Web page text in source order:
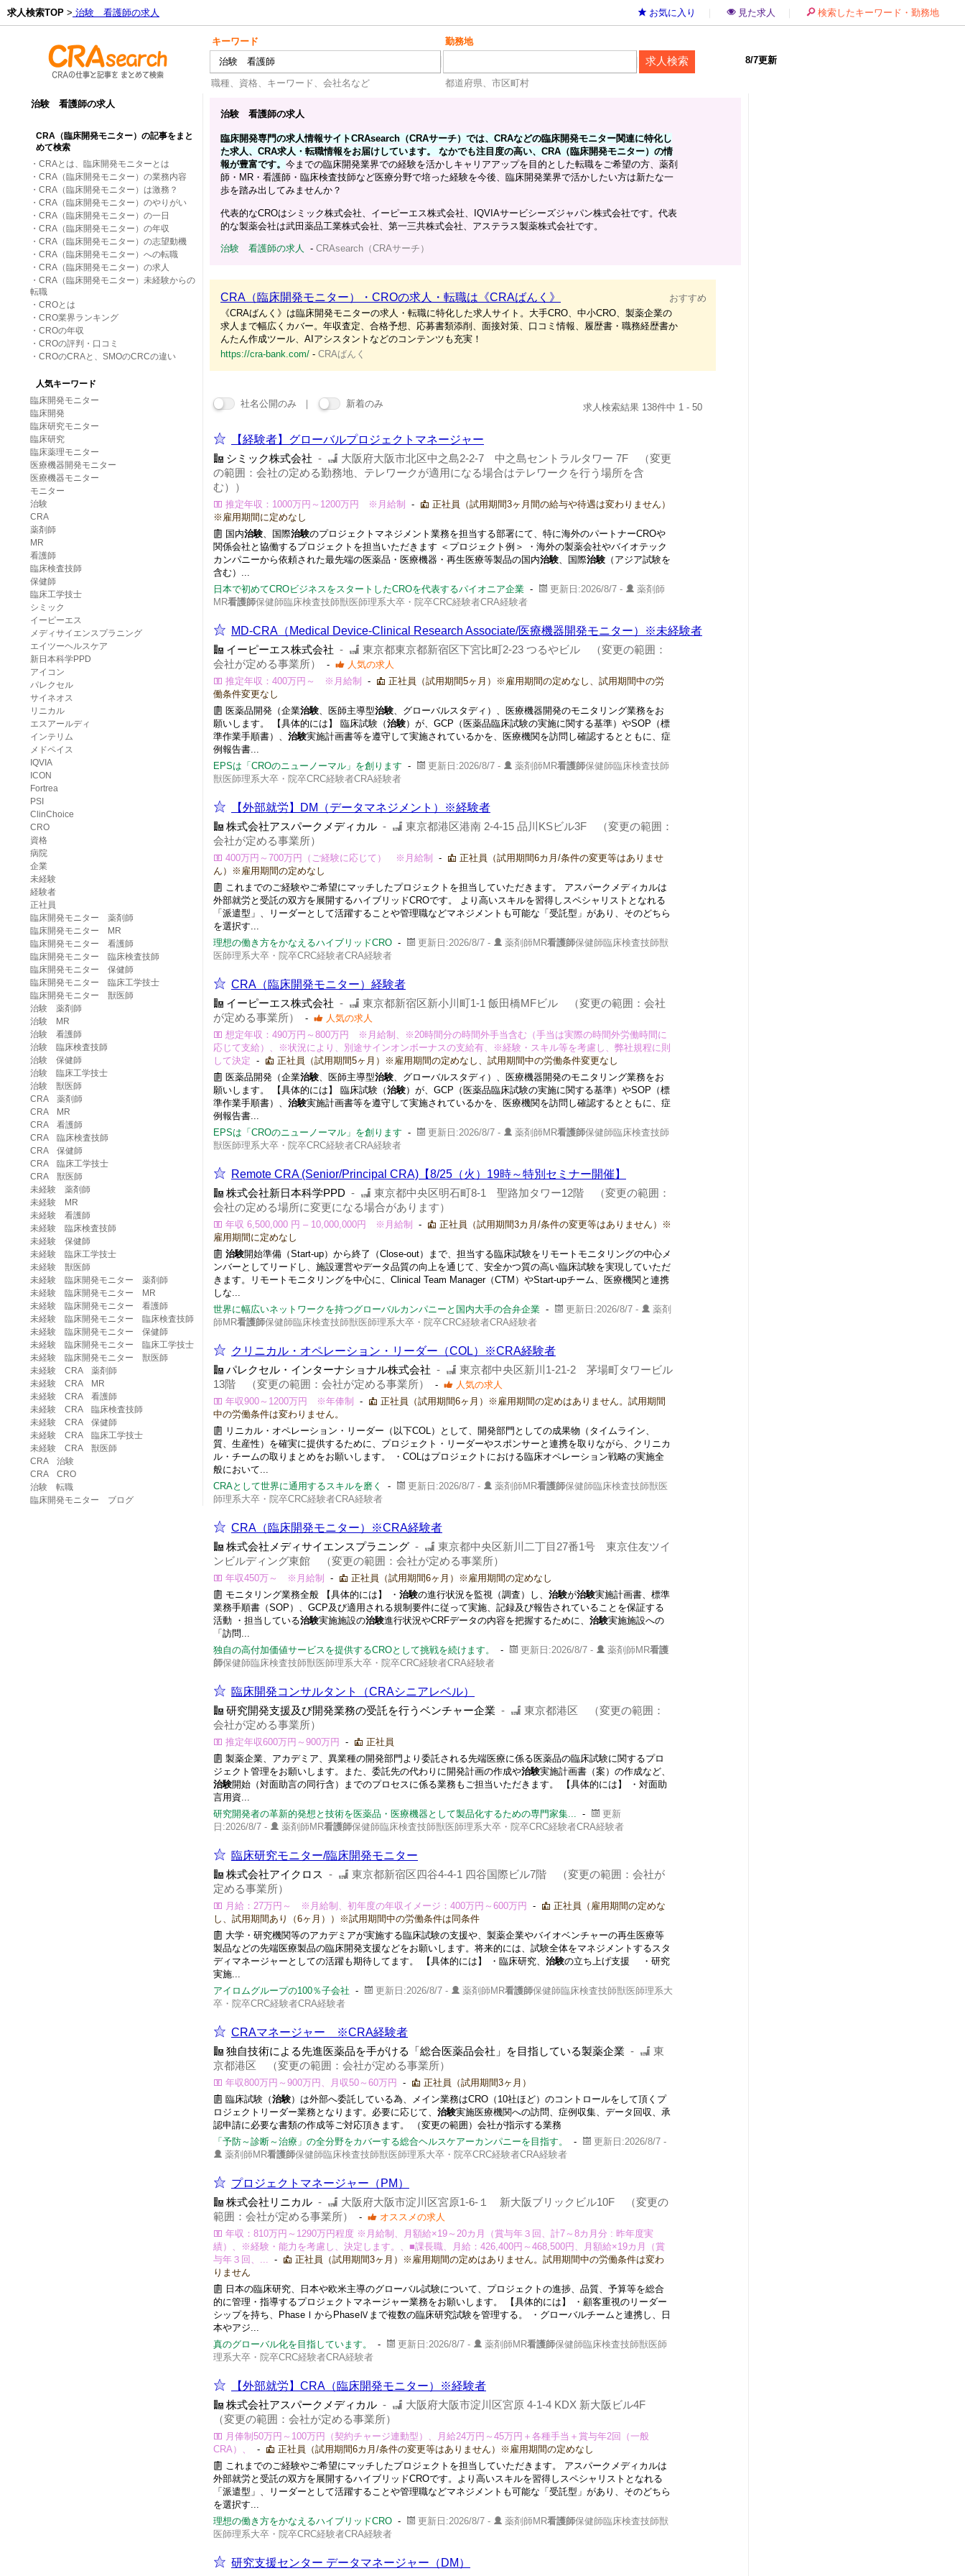
求人検索TOP > 治験 看護師の求人 お気に入り 見た求人 検索したキーワード・勤務地
キーワード
勤務地
8/7更新
職種、資格、キーワード、会社名など
都道府県、市区町村
治験 看護師の求人
CRA（臨床開発モニター）の記事をまと
めて検索
・ CRAとは、臨床開発モニターとは
・ CRA（臨床開発モニター）の業務内容
・ CRA（臨床開発モニター）は激務？
・ CRA（臨床開発モニター）のやりがい
・ CRA（臨床開発モニター）の一日
・ CRA（臨床開発モニター）の年収
・ CRA（臨床開発モニター）の志望動機
・ CRA（臨床開発モニター）への転職
・ CRA（臨床開発モニター）の求人
・ CRA（臨床開発モニター）未経験からの
転職
・ CROとは
・ CRO業界ランキング
・ CROの年収
・ CROの評判・口コミ
・ CROのCRAと、SMOのCRCの違い
人気キーワード
臨床開発モニター
臨床開発
臨床研究モニター
臨床研究
臨床薬理モニター
医療機器開発モニター
医療機器モニター
モニター
治験
CRA
薬剤師
MR
看護師
臨床検査技師
保健師
臨床工学技士
シミック
イーピーエス
メディサイエンスプラニング
エイツーヘルスケア
新日本科学PPD
アイコン
パレクセル
サイネオス
リニカル
エスアールディ
インテリム
メドペイス
IQVIA
ICON
Fortrea
PSI
ClinChoice
CRO
資格
病院
企業
未経験
経験者
正社員
臨床開発モニター 薬剤師
臨床開発モニター MR
臨床開発モニター 看護師
臨床開発モニター 臨床検査技師
臨床開発モニター 保健師
臨床開発モニター 臨床工学技士
臨床開発モニター 獣医師
治験 薬剤師
治験 MR
治験 看護師
治験 臨床検査技師
治験 保健師
治験 臨床工学技士
治験 獣医師
CRA 薬剤師
CRA MR
CRA 看護師
CRA 臨床検査技師
CRA 保健師
CRA 臨床工学技士
CRA 獣医師
未経験 薬剤師
未経験 MR
未経験 看護師
未経験 臨床検査技師
未経験 保健師
未経験 臨床工学技士
未経験 獣医師
未経験 臨床開発モニター 薬剤師
未経験 臨床開発モニター MR
未経験 臨床開発モニター 看護師
未経験 臨床開発モニター 臨床検査技師
未経験 臨床開発モニター 保健師
未経験 臨床開発モニター 臨床工学技士
未経験 臨床開発モニター 獣医師
未経験 CRA 薬剤師
未経験 CRA MR
未経験 CRA 看護師
未経験 CRA 臨床検査技師
未経験 CRA 保健師
未経験 CRA 臨床工学技士
未経験 CRA 獣医師
CRA 治験
CRA CRO
治験 転職
臨床開発モニター ブログ
治験 看護師の求人
臨床開発専門の求人情報サイトCRAsearch（CRAサーチ）では、CRAなどの臨床開発モニター関連に特化し
た求人、CRA求人・転職情報をお届けしています。 なかでも注目度の高い、CRA（臨床開発モニター）の情
報が豊富です。 今までの臨床開発業界での経験を活かしキャリアアップを目的とした転職をご希望の方、薬剤
師・MR・看護師・臨床検査技師など医療分野で培った経験を今後、臨床開発業界で活かしたい方は新たな一
歩を踏み出してみませんか？
代表的なCROはシミック株式会社、イーピーエス株式会社、IQVIAサービシーズジャパン株式会社です。代表
的な製薬会社は武田薬品工業株式会社、第一三共株式会社、アステラス製薬株式会社です。
治験 看護師の求人 - CRAsearch（CRAサーチ）
おすすめ
CRA（臨床開発モニター）・CROの求人・転職は《CRAばんく》
《CRAばんく》は臨床開発モニターの求人・転職に特化した求人サイト。大手CRO、中小CRO、製薬企業の
求人まで幅広くカバー。年収査定、合格予想、応募書類添削、面接対策、口コミ情報、履歴書・職務経歴書か
んたん作成ツール、AIアシスタントなどのコンテンツも充実！
https://cra-bank.com/ - CRAばんく
求人検索結果 138件中 1 - 50
社名公開のみ ｜ 新着のみ
【経験者】グローバルプロジェクトマネージャー
シミック株式会社 -
大阪府大阪市北区中之島2-2-7 中之島セントラルタワー 7F （変更
の範囲：会社の定める勤務地、テレワークが適用になる場合はテレワークを行う場所を含
む））
推定年収：1000万円～1200万円 ※月給制 -
正社員（試用期間3ヶ月間の給与や待遇は変わりません）
※雇用期間に定めなし
国内治験 、国際治験のプロジェクトマネジメント業務を担当する部署にて、特に海外のパートナーCROや
関係会社と協働するプロジェクトを担当いただきます ＜プロジェクト例＞ ・海外の製薬会社やバイオテック
カンパニーから依頼された最先端の医薬品・医療機器・再生医療等製品の国内治験 、国際治験 （アジア試験を
含む）...
日本で初めてCROビジネスをスタートしたCROを代表するパイオニア企業 - 更新日:2026/8/7 -
薬剤師
MR看護師保健師臨床検査技師獣医師理系大卒・院卒CRC経験者CRA経験者
MD-CRA（Medical Device-Clinical Research Associate/医療機器開発モニター）※未経験者
イーピーエス株式会社 -
東京都東京都新宿区下宮比町2-23 つるやビル （変更の範囲：
会社が定める事業所）
-
人気の求人
推定年収：400万円～ ※月給制
-
正社員（試用期間5ヶ月）※雇用期間の定めなし、試用期間中の労
働条件変更なし
医薬品開発（企業治験 、医師主導型治験 、グローバルスタディ）、医療機器開発のモニタリング業務をお
願いします。 【具体的には】 臨床試験（治験）が、GCP（医薬品臨床試験の実施に関する基準）やSOP（標
準作業手順書）、 治験実施計画書等を遵守して実施されているかを、医療機関を訪問し確認するとともに、症
例報告書...
EPSは「CROのニューノーマル」を創ります - 更新日:2026/8/7 - 薬剤師MR看護師保健師臨床検査技師
獣医師理系大卒・院卒CRC経験者CRA経験者
【外部就労】DM（データマネジメント）※経験者
株式会社アスパークメディカル -
東京都港区港南 2-4-15 品川KSビル3F （変更の範囲：
会社が定める事業所）
400万円～700万円（ご経験に応じて） ※月給制 -
正社員（試用期間6カ月/条件の変更等はありませ
ん）※雇用期間の定めなし
これまでのご経験やご希望にマッチしたプロジェクトを担当していただきます。 アスパークメディカルは
外部就労と受託の双方を展開するハイブリッドCROです。 より高いスキルを習得しスペシャリストとなれる
「派遣型」、リーダーとして活躍することや管理職などマネジメントも可能な「受託型」があり、そのどちら
を選択す...
理想の働き方をかなえるハイブリッドCRO - 更新日:2026/8/7 - 薬剤師MR看護師保健師臨床検査技師獣
医師理系大卒・院卒CRC経験者CRA経験者
CRA（臨床開発モニター）経験者
イーピーエス株式会社 -
東京都新宿区新小川町1-1 飯田橋MFビル （変更の範囲：会社
が定める事業所）
-
人気の求人
想定年収：490万円～800万円 ※月給制、※20時間分の時間外手当含む（手当は実際の時間外労働時間に
応じて支給）、※状況により、別途サインオンボーナスの支給有、※経験・スキル等を考慮し、弊社規程に則
して決定 -
正社員（試用期間5ヶ月）※雇用期間の定めなし、試用期間中の労働条件変更なし
医薬品開発（企業治験 、医師主導型治験 、グローバルスタディ）、医療機器開発のモニタリング業務をお
願いします。 【具体的には】 臨床試験（治験）が、GCP（医薬品臨床試験の実施に関する基準）やSOP（標
準作業手順書）、 治験実施計画書等を遵守して実施されているかを、医療機関を訪問し確認するとともに、症
例報告書...
EPSは「CROのニューノーマル」を創ります - 更新日:2026/8/7 - 薬剤師MR看護師保健師臨床検査技師
獣医師理系大卒・院卒CRC経験者CRA経験者
Remote CRA (Senior/Principal CRA)【8/25（火）19時～特別セミナー開催】
株式会社新日本科学PPD -
東京都中央区明石町8-1 聖路加タワー12階 （変更の範囲：
会社の定める場所に変更になる場合があります）
年収 6,500,000 円 – 10,000,000円 ※月給制 -
正社員（試用期間3カ月/条件の変更等はありません）※
雇用期間に定めなし
治験開始準備（Start-up）から終了（Close-out）まで、担当する臨床試験をリモートモニタリングの中心メ
ンバーとしてリードし、施設運営やデータ品質の向上を通じて、安全かつ質の高い臨床試験を実現していただ
きます。リモートモニタリングを中心に、Clinical Team Manager（CTM）やStart-upチーム、医療機関と連携
しな...
世界に幅広いネットワークを持つグローバルカンパニーと国内大手の合弁企業 - 更新日:2026/8/7 -
薬剤
師MR看護師保健師臨床検査技師獣医師理系大卒・院卒CRC経験者CRA経験者
クリニカル・オペレーション・リーダー（COL）※CRA経験者
パレクセル・インターナショナル株式会社 -
東京都中央区新川1-21-2 茅場町タワービル
13階 （変更の範囲：会社が定める事業所）
-
人気の求人
年収900～1200万円 ※年俸制
-
正社員（試用期間6ヶ月）※雇用期間の定めはありません。試用期間
中の労働条件は変わりません。
リニカル・オペレーション・リーダー（以下COL）として、開発部門としての成果物（タイムライン、
質、生産性）を確実に提供するために、プロジェクト・リーダーやスポンサーと連携を取りながら、クリニカ
ル・チームの取りまとめをお願いします。 ・COLはプロジェクトにおける臨床オペレーション戦略の実施全
般において...
CRAとして世界に通用するスキルを磨く
- 更新日:2026/8/7 - 薬剤師MR看護師保健師臨床検査技師獣医
師理系大卒・院卒CRC経験者CRA経験者
CRA（臨床開発モニター）※CRA経験者
株式会社メディサイエンスプラニング -
東京都中央区新川二丁目27番1号 東京住友ツイ
ンビルディング東館 （変更の範囲：会社が定める事業所）
年収450万～ ※月給制 -
正社員（試用期間6ヶ月）※雇用期間の定めなし
モニタリング業務全般 【具体的には】 ・ 治験の進行状況を監視（調査）し、 治験が治験実施計画書、標準
業務手順書（SOP）、GCP及び適用される規制要件に従って実施、記録及び報告されていることを保証する
活動 ・担当している治験実施施設の治験進行状況やCRFデータの内容を把握するために、 治験実施施設への
「訪問...
独自の高付加価値サービスを提供するCROとして挑戦を続けます。
- 更新日:2026/8/7 - 薬剤師MR看護
師保健師臨床検査技師獣医師理系大卒・院卒CRC経験者CRA経験者
臨床開発コンサルタント（CRAシニアレベル）
研究開発支援及び開発業務の受託を行うベンチャー企業 -
東京都港区 （変更の範囲：
会社が定める事業所）
推定年収600万円～900万円 -
正社員
製薬企業、アカデミア、異業種の開発部門より委託される先端医療に係る医薬品の臨床試験に関するプロ
ジェクト管理をお願いします。また、委託先の代わりに開発計画の作成や治験実施計画書（案）の作成など、
治験開始（対面助言の同行含）までのプロセスに係る業務もご担当いただきます。 【具体的には】 ・対面助
言用資...
研究開発者の革新的発想と技術を医薬品・医療機器として製品化するための専門家集...
-
更新
日:2026/8/7 -
薬剤師MR看護師保健師臨床検査技師獣医師理系大卒・院卒CRC経験者CRA経験者
臨床研究モニター/臨床開発モニター
株式会社アイクロス -
東京都新宿区四谷4-4-1 四谷国際ビル7階 （変更の範囲：会社が
定める事業所）
月給：27万円～ ※月給制、初年度の年収イメージ：400万円～600万円 -
正社員（雇用期間の定めな
し、試用期間あり（6ヶ月））※試用期間中の労働条件は同条件
大学・研究機関等のアカデミアが実施する臨床試験の支援や、製薬企業やバイオベンチャーの再生医療等
製品などの先端医療製品の臨床開発支援などをお願いします。将来的には、試験全体をマネジメントするスタ
ディマネージャーとしての活躍も期待してます。 【具体的には】 ・臨床研究、 治験の立ち上げ支援 ・研究
実施...
アイロムグループの100％子会社 - 更新日:2026/8/7 - 薬剤師MR看護師保健師臨床検査技師獣医師理系大
卒・院卒CRC経験者CRA経験者
CRAマネージャー ※CRA経験者
独自技術による先進医薬品を手がける「総合医薬品会社」を目指している製薬企業 -
東
京都港区 （変更の範囲：会社が定める事業所）
年収800万円～900万円、月収50～60万円 -
正社員（試用期間3ヶ月）
臨床試験（治験）は外部へ委託している為、メイン業務はCRO（10社ほど）のコントロールをして頂くプ
ロジェクトリーダー業務となります。必要に応じて、 治験実施医療機関への訪問、症例収集、データ回収、承
認申請に必要な書類の作成等ご対応頂きます。 （変更の範囲）会社が指示する業務
「予防～診断～治療」の全分野をカバーする総合ヘルスケアーカンパニーを目指す。
-
更新日:2026/8/7 -
薬剤師MR看護師保健師臨床検査技師獣医師理系大卒・院卒CRC経験者CRA経験者
プロジェクトマネージャー（PM）
株式会社リニカル -
大阪府大阪市淀川区宮原1-6-１ 新大阪ブリックビル10F （変更の
範囲：会社が定める事業所）
-
オススメの求人
年収：810万円～1290万円程度 ※月給制、月額給×19～20カ月（賞与年３回、計7～8カ月分 : 昨年度実
績）、※経験・能力を考慮し、決定します。、■課長職、月給：426,400円～468,500円、月額給×19カ月（賞
与年３回、...
-
正社員（試用期間3ヶ月）※雇用期間の定めはありません。試用期間中の労働条件は変わ
りません
日本の臨床研究、日本や欧米主導のグローバル試験について、プロジェクトの進捗、品質、予算等を総合
的に管理・指導するプロジェクトマネージャー業務をお願いします。 【具体的には】 ・顧客重視のリーダー
シップを持ち、PhaseⅠからPhaseⅣまで複数の臨床研究試験を管理する。 ・グローバルチームと連携し、日
本やアジ...
真のグローバル化を目指しています。
- 更新日:2026/8/7 - 薬剤師MR看護師保健師臨床検査技師獣医師
理系大卒・院卒CRC経験者CRA経験者
【外部就労】CRA（臨床開発モニター）※経験者
株式会社アスパークメディカル -
大阪府大阪市淀川区宮原 4-1-4 KDX 新大阪ビル4F
（変更の範囲：会社が定める事業所）
月俸制50万円～100万円（契約チャージ連動型）、月給24万円～45万円＋各種手当＋賞与年2回（一般
CRA）、
-
正社員（試用期間6カ月/条件の変更等はありません）※雇用期間の定めなし
これまでのご経験やご希望にマッチしたプロジェクトを担当していただきます。 アスパークメディカルは
外部就労と受託の双方を展開するハイブリッドCROです。より高いスキルを習得しスペシャリストとなれる
「派遣型」、リーダーとして活躍することや管理職などマネジメントも可能な「受託型」があり、そのどちら
を選択す...
理想の働き方をかなえるハイブリッドCRO - 更新日:2026/8/7 - 薬剤師MR看護師保健師臨床検査技師獣
医師理系大卒・院卒CRC経験者CRA経験者
研究支援センター データマネージャー（DM）